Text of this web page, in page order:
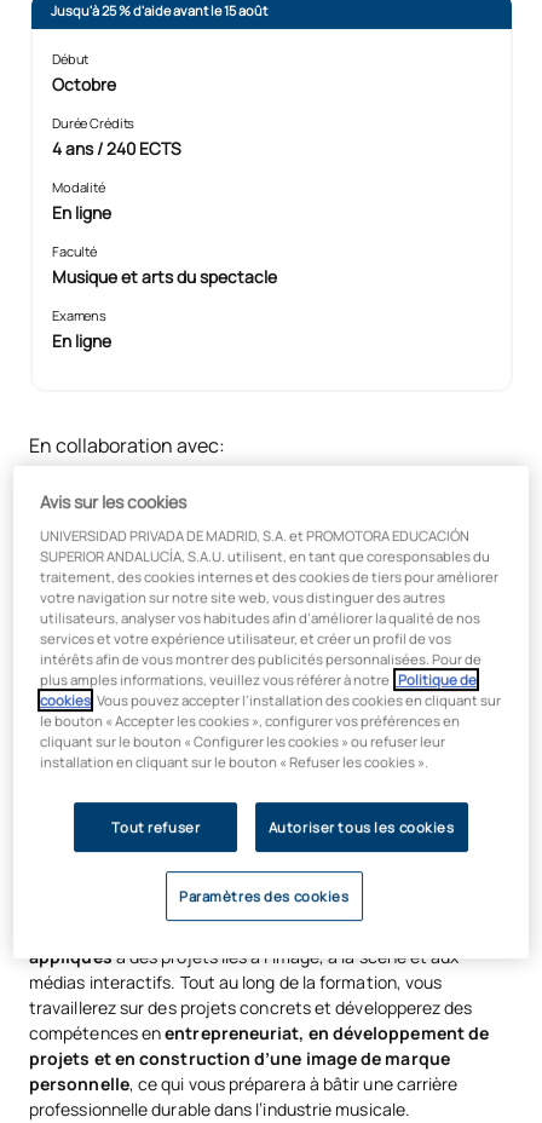
Jusqu'à 25 % d'aide avant le 15 août
Début
Octobre
Durée Crédits
4 ans / 240 ECTS
Modalité
En ligne
Faculté
Musique et arts du spectacle
Examens
En ligne
En collaboration avec:
Composition pour les industries
créatives
Ce cursus a étédéveloppé en collaboration avec Live
Nation, le leader mondial du divertissement en direct. Son
objectif est de former des compositeurs capables de créer de
cinéma, jeux vidéo, arts du spectacle, production musicale,
musique de concert et divertissement en direct.
Le programme alliela composition, les arrangements,
l’orchestration et la narration musicale
appliqués à des projets liés à l’image, à la scène et aux
médias interactifs. Tout au long de la formation, vous
travaillerez sur des projets concrets et développerez des
compétences enentrepreneuriat, en développement de
projets et en construction d’une image de marque
personnelle, ce qui vous préparera à bâtir une carrière
professionnelle durable dans l’industrie musicale.
Avis sur les cookies
UNIVERSIDAD PRIVADA DE MADRID, S.A. et PROMOTORA EDUCACIÓN
SUPERIOR ANDALUCÍA, S.A.U. utilisent, en tant que coresponsables du
traitement, des cookies internes et des cookies de tiers pour améliorer
votre navigation sur notre site web, vous distinguer des autres
utilisateurs, analyser vos habitudes afin d’améliorer la qualité de nos
services et votre expérience utilisateur, et créer un profil de vos
intérêts afin de vous montrer des publicités personnalisées. Pour de
plus amples informations, veuillez vous référer à notre Politique de
cookies . Vous pouvez accepter l’installation des cookies en cliquant sur
le bouton « Accepter les cookies », configurer vos préférences en
cliquant sur le bouton « Configurer les cookies » ou refuser leur
installation en cliquant sur le bouton « Refuser les cookies ».
Tout refuser Autoriser tous les cookies
Paramètres des cookies